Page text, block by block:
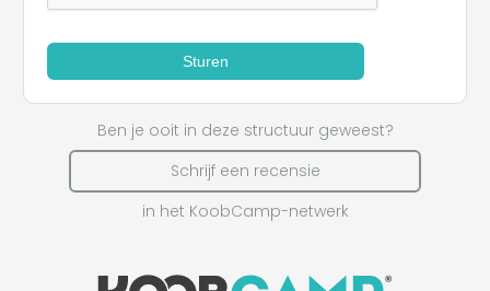
Sturen
Ben je ooit in deze structuur geweest?
Schrijf een recensie
in het KoobCamp-netwerk